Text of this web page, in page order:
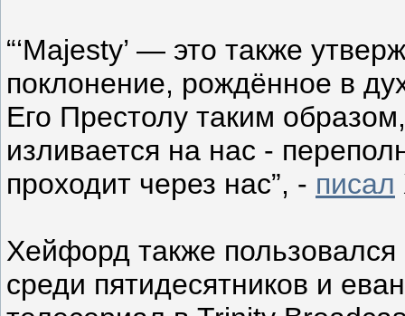
“‘Majesty’ — это также
поклонение, рождённое в
Его Престолу таким
изливается на нас -
проходит через нас”, - писал
Хейфорд также
среди пятидесятников и